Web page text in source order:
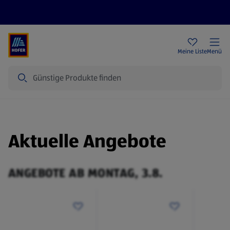
Meine ListeMenü
Aktuelle Angebote
ANGEBOTE AB MONTAG, 3.8.